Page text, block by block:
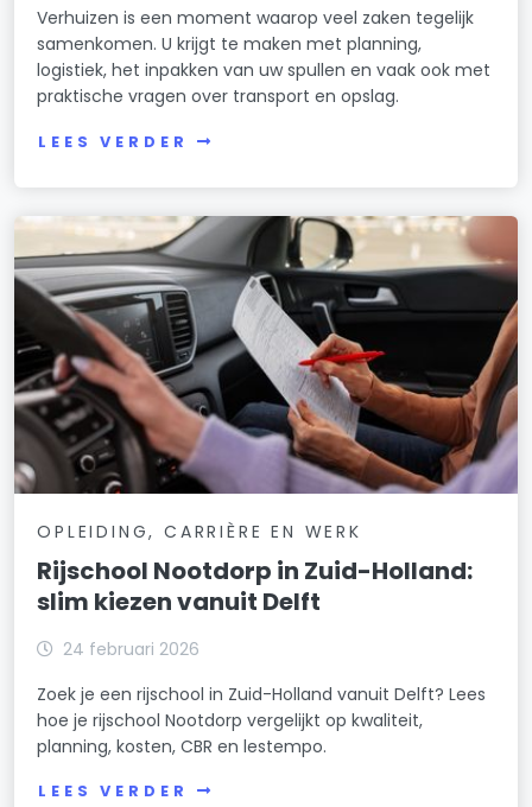
Verhuizen is een moment waarop veel zaken tegelijk
samenkomen. U krijgt te maken met planning,
logistiek, het inpakken van uw spullen en vaak ook met
praktische vragen over transport en opslag.
LEES VERDER
OPLEIDING, CARRIÈRE EN WERK
Rijschool Nootdorp in Zuid-Holland:
slim kiezen vanuit Delft
24 februari 2026
Zoek je een rijschool in Zuid-Holland vanuit Delft? Lees
hoe je rijschool Nootdorp vergelijkt op kwaliteit,
planning, kosten, CBR en lestempo.
LEES VERDER